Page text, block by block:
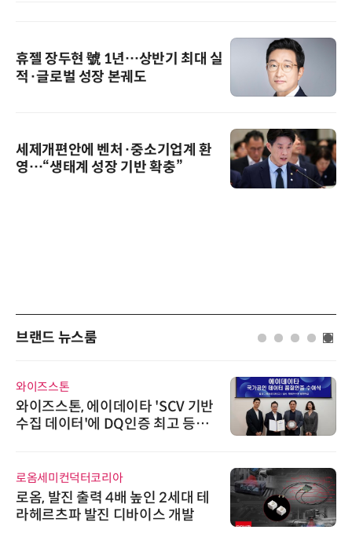
휴젤 장두현 號 1년…상반기 최대 실
적·글로벌 성장 본궤도
세제개편안에 벤처·중소기업계 환
영…“생태계 성장 기반 확충”
브랜드 뉴스룸
와이즈스톤
와이즈스톤, 에이데이타 'SCV 기반
수집 데이터'에 DQ인증 최고 등급
로옴세미컨덕터코리아
로옴, 발진 출력 4배 높인 2세대 테
라헤르츠파 발진 디바이스 개발